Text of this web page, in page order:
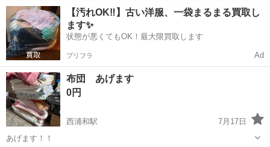
埼玉 志木市 西浦和駅 その他 置き石
【汚れOK‼️】古い洋服、一袋まるまる買取し
ます✨
状態が悪くてもOK！最大限買取します
プリフラ Ad
布団 あげます
0円
西浦和駅
7月17日
あげます！！